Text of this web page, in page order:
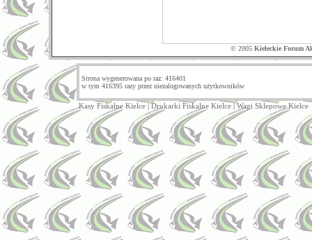
© 2005 Kieleckie Forum
Strona wygenerowana po raz: 416401
w tym 416395 razy przez niezalogowanych użytkowników
Kasy Fiskalne Kielce|Drukarki Fiskalne Kielce|Wagi Sklepowe Kielce